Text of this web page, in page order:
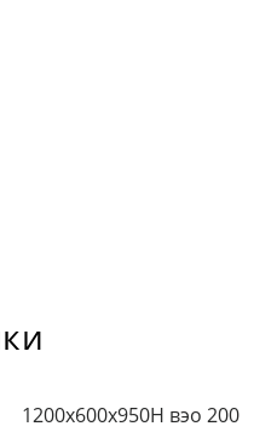
1200x600x950H вэо 200